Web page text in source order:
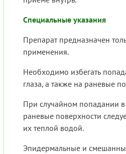
Специальные указания
Препарат предназначен
применения.
Необходимо избегать
глаза, а также на раневые
При случайном попадании в
раневые поверхности
их теплой водой.
Эпидермальные и